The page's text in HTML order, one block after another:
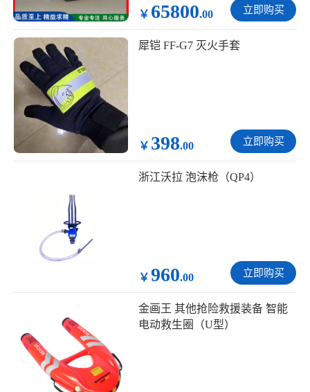
￥ 65800.00 立即购买
犀铠 FF-G7 灭火手套
￥ 398.00 立即购买
浙江沃拉 泡沫枪（QP4）
￥ 960.00 立即购买
金画王 其他抢险救援装备 智能
电动救生圈（U型）